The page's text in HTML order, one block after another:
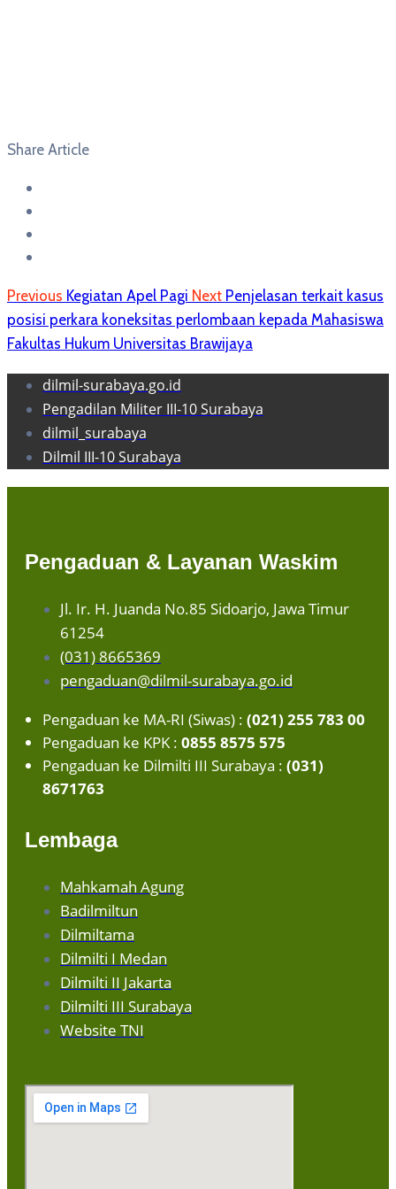
Share Article
Previous Kegiatan Apel Pagi Next Penjelasan terkait kasus
posisi perkara koneksitas perlombaan kepada Mahasiswa
Fakultas Hukum Universitas Brawijaya
dilmil-surabaya.go.id
Pengadilan Militer III-10 Surabaya
dilmil_surabaya
Dilmil III-10 Surabaya
Pengaduan & Layanan Waskim
Jl. Ir. H. Juanda No.85 Sidoarjo, Jawa Timur
61254
(031) 8665369
pengaduan@dilmil-surabaya.go.id
Pengaduan ke MA-RI (Siwas) : (021) 255 783 00
Pengaduan ke KPK : 0855 8575 575
Pengaduan ke Dilmilti III Surabaya : (031)
8671763
Lembaga
Mahkamah Agung
Badilmiltun
Dilmiltama
Dilmilti I Medan
Dilmilti II Jakarta
Dilmilti III Surabaya
Website TNI